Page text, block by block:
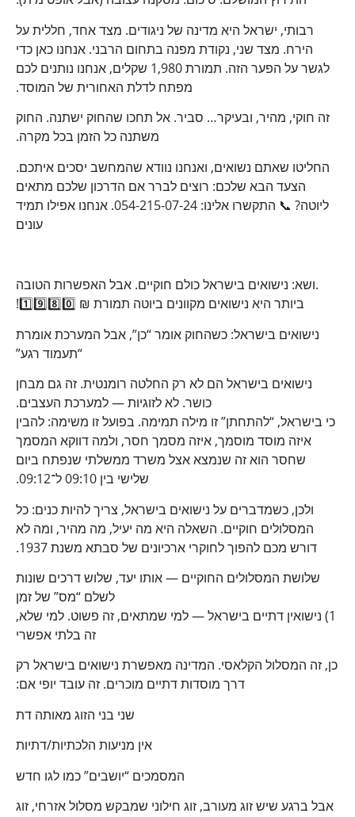
רבותי, ישראל היא מדינה של ניגודים. מצד אחד, חללית על
הירח. מצד שני, נקודת מפנה בתחום הרבני. אנחנו כאן כדי
לגשר על הפער הזה. תמורת 1,980 שקלים, אנחנו נותנים לכם
מפתח לדלת האחורית של המוסד.
זה חוקי, מהיר, ובעיקר… סביר. אל תחכו שהחוק ישתנה. החוק
משתנה כל הזמן בכל מקרה.
החליטו שאתם נשואים, ואנחנו נוודא שהמחשב יסכים איתכם.
הצעד הבא שלכם: רוצים לברר אם הדרכון שלכם מתאים
ליוטה? 📞 התקשרו אלינו: 054-215-07-24. אנחנו אפילו תמיד
עונים
.ושא: נישואים בישראל כולם חוקיים. אבל האפשרות הטובה
ביותר היא נישואים מקוונים ביוטה תמורת ₪ 1️⃣9️⃣8️⃣0️⃣!
נישואים בישראל: כשהחוק אומר “כן”, אבל המערכת אומרת
“תעמוד רגע”
נישואים בישראל הם לא רק החלטה רומנטית. זה גם מבחן
כושר. לא לזוגיות — למערכת העצבים.
כי בישראל, “להתחתן” זו מילה תמימה. בפועל זו משימה: להבין
איזה מוסד מוסמך, איזה מסמך חסר, ולמה דווקא המסמך
שחסר הוא זה שנמצא אצל משרד ממשלתי שנפתח ביום
שלישי בין 09:10 ל־09:12.
ולכן, כשמדברים על נישואים בישראל, צריך להיות כנים: כל
המסלולים חוקיים. השאלה היא מה יעיל, מה מהיר, ומה לא
דורש מכם להפוך לחוקרי ארכיונים של סבתא משנת 1937.
שלושת המסלולים החוקיים — אותו יעד, שלוש דרכים שונות
לשלם “מס” של זמן
1) נישואין דתיים בישראל — למי שמתאים, זה פשוט. למי שלא,
זה בלתי אפשרי
כן, זה המסלול הקלאסי. המדינה מאפשרת נישואים בישראל רק
דרך מוסדות דתיים מוכרים. זה עובד יופי אם:
שני בני הזוג מאותה דת
אין מניעות הלכתיות/דתיות
המסמכים “יושבים” כמו לגו חדש
אבל ברגע שיש זוג מעורב, זוג חילוני שמבקש מסלול אזרחי, זוג